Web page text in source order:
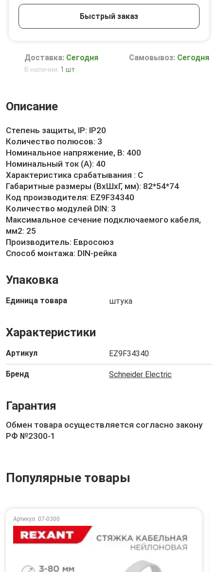
Быстрый заказ
Доставка: Сегодня Самовывоз: Сегодня
В наличии: 1 шт
Описание
Степень защиты, IP: IP20
Количество полюсов: 3
Номинальное напряжение, В: 400
Номинальный ток (А): 40
Характеристика срабатывания : C
Габаритные размеры (ВхШхГ, мм): 82*54*74
Код производителя: EZ9F34340
Количество модулей DIN: 3
Максимальное сечение подключаемого кабеля,
мм2: 25
Производитель: Евросоюз
Способ монтажа: DIN-рейка
Упаковка
Единица товара штука
Характеристики
Артикул EZ9F34340
Бренд Schneider Electric
Гарантия
Обмен товара осуществляется согласно закону
РФ №2300-1
Популярные товары
Артикул: 07-0300